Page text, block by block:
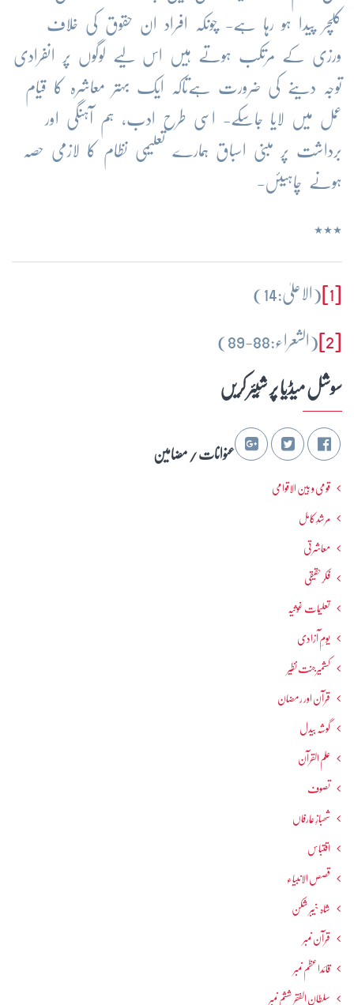
کلچر پیدا ہو رہا ہے- چونکہ افراد ان حقوق کی خلاف
ورزی کے مرتکب ہوتے ہیں اس لیے لوگوں پر انفرادی
توجہ دینے کی ضرورت ہےتاکہ ایک بہتر معاشرہ کا قیام
عمل میں لایا جاسکے- اسی طرح ادب، ہم آہنگی اور
برداشت پر مبنی اسباق ہمارے تعلیمی نظام کا لازمی حصہ
ہونے چاہیئں-
٭٭٭
(الاعلیٰ:14)
(الشعراء:88-89)
سوشل میڈیا پر شِیئر کریں
عنوانات / مضامین
قومی و بین الاقوامی
مرشدِ کامل
معاشرتی
فکرحقیقی
تعلیمات غوثیہ
یومِ آزادی
کشمیرجنت نظیر
قرآن اور رمضان
گوشہ بیدل
علم القرآن
تصوف
شھبازِ عارفاں
اقتباس
قصص الانبیاء
شاہ خیبر شکن
قرآن نمبر
قائداعظم نمبر
سلطان الفقر ششم نمبر